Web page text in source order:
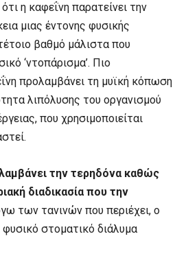
η καφεΐνη παρατείνει την
μιας έντονης φυσικής
βαθμό μάλιστα που
‘ντοπάρισμα’. Πιο
προλαμβάνει τη μυϊκή κόπωση
λιπόλυσης του οργανισμού
που χρησιμοποιείται
την τερηδόνα καθώς
διαδικασία που την
των τανινών που περιέχει, ο
στοματικό διάλυμα